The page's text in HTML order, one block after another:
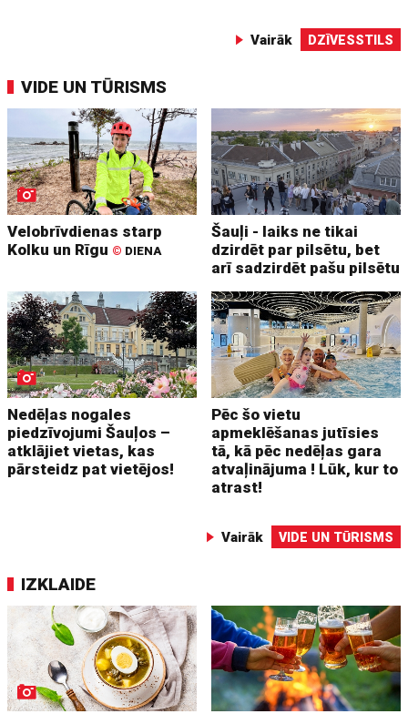
Vairāk DZĪVESSTILS
VIDE UN TŪRISMS
Velobrīvdienas starp
Kolku un Rīgu © DIENA
Šauļi - laiks ne tikai
dzirdēt par pilsētu, bet
arī sadzirdēt pašu pilsētu
Nedēļas nogales
piedzīvojumi Šauļos –
atklājiet vietas, kas
pārsteidz pat vietējos!
Pēc šo vietu
apmeklēšanas jutīsies
tā, kā pēc nedēļas gara
atvaļinājuma ! Lūk, kur to
atrast!
Vairāk VIDE UN TŪRISMS
IZKLAIDE